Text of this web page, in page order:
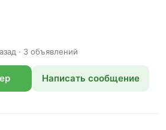
· 3 объявлений
Написать сообщение